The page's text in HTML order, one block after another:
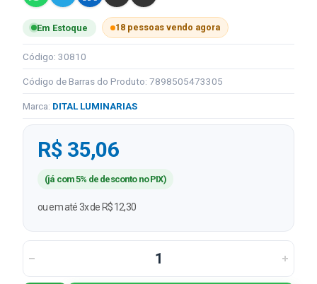
Em Estoque 18 pessoas vendo agora
Código: 30810
Código de Barras do Produto: 7898505473305
Marca: DITAL LUMINARIAS
R$ 35,06
(já com 5% de desconto no PIX)
ou em até 3x de R$ 12,30